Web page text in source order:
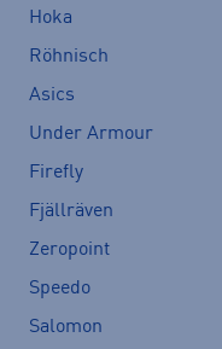
Hoka
Röhnisch
Asics
Under Armour
Firefly
Fjällräven
Zeropoint
Speedo
Salomon